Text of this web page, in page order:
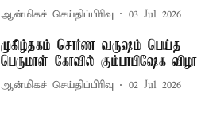
ஆன்மிகச் செய்திப்பிரிவு 03 Jul 2026
முகிழ்தகம் சொர்ண வருஷம் பெய்த
பெருமாள் கோவில் கும்பாபிஷேக விழா
ஆன்மிகச் செய்திப்பிரிவு 02 Jul 2026